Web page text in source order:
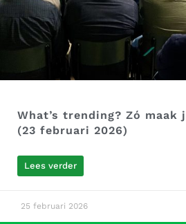
What’s trending? Zó
(23 februari 2026)
Lees verder
25 februari 2026